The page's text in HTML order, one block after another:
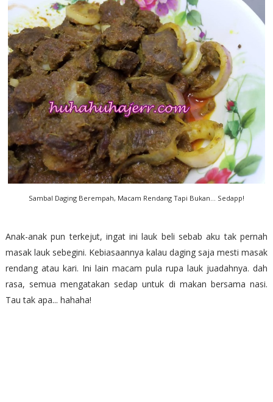
Sambal Daging Berempah, Macam Rendang Tapi Bukan... Sedapp!
Anak-anak pun terkejut, ingat ini lauk beli sebab aku tak pernah
masak lauk sebegini. Kebiasaannya kalau daging saja mesti masak
rendang atau kari. Ini lain macam pula rupa lauk juadahnya. dah
rasa, semua mengatakan sedap untuk di makan bersama nasi.
Tau tak apa... hahaha!